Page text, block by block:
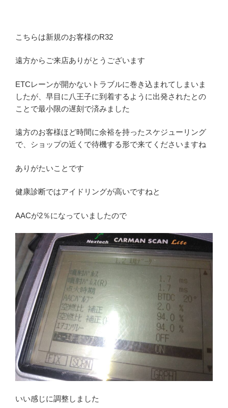
こちらは新規のお客様のR32
遠方からご来店ありがとうございます
ETCレーンが開かないトラブルに巻き込まれてしまいま
したが、早目に八王子に到着するように出発されたとの
ことで最小限の遅刻で済みました
遠方のお客様ほど時間に余裕を持ったスケジューリング
で、ショップの近くで待機する形で来てくださいますね
ありがたいことです
健康診断ではアイドリングが高いですねと
AACが2％になっていましたので
いい感じに調整しました